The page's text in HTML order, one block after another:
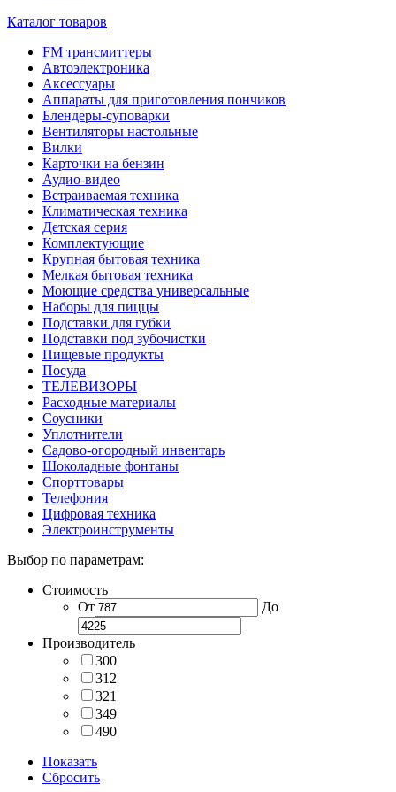
Каталог товаров
FM трансмиттеры
Автоэлектроника
Аксессуары
Аппараты для приготовления пончиков
Блендеры-суповарки
Вентиляторы настольные
Вилки
Карточки на бензин
Аудио-видео
Встраиваемая техника
Климатическая техника
Детская серия
Комплектующие
Крупная бытовая техника
Мелкая бытовая техника
Моющие средства универсальные
Наборы для пиццы
Подставки для губки
Подставки под зубочистки
Пищевые продукты
Посуда
ТЕЛЕВИЗОРЫ
Расходные материалы
Соусники
Уплотнители
Садово-огородный инвентарь
Шоколадные фонтаны
Спорттовары
Телефония
Цифровая техника
Электроинструменты
Выбор по параметрам:
Стоимость
От
До
Производитель
300
312
321
349
490
Показать
Сбросить